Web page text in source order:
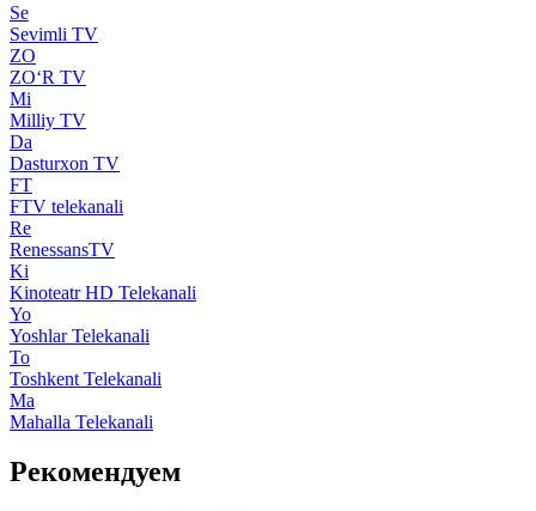
Se
Sevimli TV
ZO
ZO‘R TV
Mi
Milliy TV
Da
Dasturxon TV
FT
FTV telekanali
Re
RenessansTV
Ki
Kinoteatr HD Telekanali
Yo
Yoshlar Telekanali
To
Toshkent Telekanali
Ma
Mahalla Telekanali
Рекомендуем